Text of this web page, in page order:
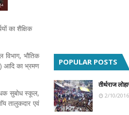
का शैक्षिक
विभाग, भौतिक
आदि का भ्रमण
सुबोध स्कूल,
तालुकदार एवं
POPULAR POSTS
तीर्थराज
2/10/